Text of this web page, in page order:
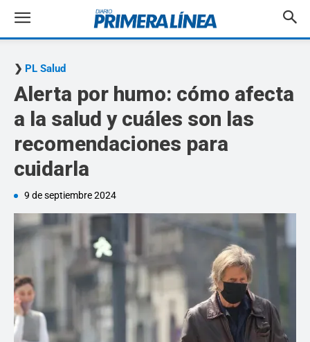
PL Salud
Alerta por humo: cómo afecta
a la salud y cuáles son las
recomendaciones para
cuidarla
9 de septiembre 2024